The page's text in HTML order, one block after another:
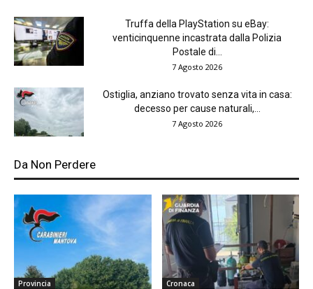
Truffa della PlayStation su eBay:
venticinquenne incastrata dalla Polizia
Postale di...
7 Agosto 2026
Ostiglia, anziano trovato senza vita in casa:
decesso per cause naturali,...
7 Agosto 2026
Da Non Perdere
Provincia Cronaca